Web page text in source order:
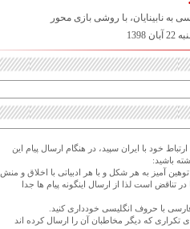
به نابینایان، با روشی بازی محور
خود با ایران سپید، در هنگام ارسال پیام این
باشید:
توهین آمیز به هر شکل و با هر ادبیاتی با اخلاق و منش
در تناقض است لذا از ارسال اینگونه پیام ها جدا
تکراری که دیگر مخاطبان آن را ارسال کرده اند